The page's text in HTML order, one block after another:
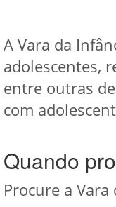
A Vara da
adolescentes,
entre outras
com
Quando
Procure a